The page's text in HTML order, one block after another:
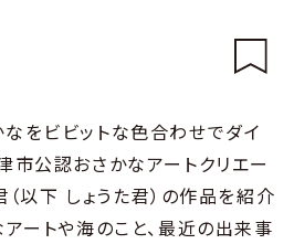
をビビットな色合わせでダイ
市公認おさかなアートクリエー
以下 しょうた君）の作品を紹介
アートや海のこと、最近の出来事